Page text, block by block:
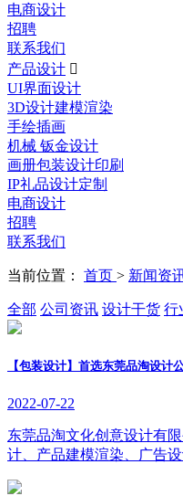
电商设计
招聘
联系我们
产品设计 
UI界面设计
3D设计建模渲染
手绘插画
机械 钣金设计
画册包装设计印刷
IP礼品设计定制
电商设计
招聘
联系我们
当前位置： 首页 > 新闻资
全部 公司资讯 设计干货 行
【包装设计】首选东莞品淘设计
2022-07-22
东莞品淘文化创意设计有
计、产品建模渲染、广告